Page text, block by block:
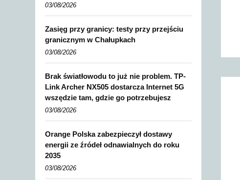
03/08/2026
Zasięg przy granicy: testy przy przejściu
granicznym w Chałupkach
03/08/2026
Brak światłowodu to już nie problem. TP-
Link Archer NX505 dostarcza Internet 5G
wszędzie tam, gdzie go potrzebujesz
03/08/2026
Orange Polska zabezpieczył dostawy
energii ze źródeł odnawialnych do roku
2035
03/08/2026